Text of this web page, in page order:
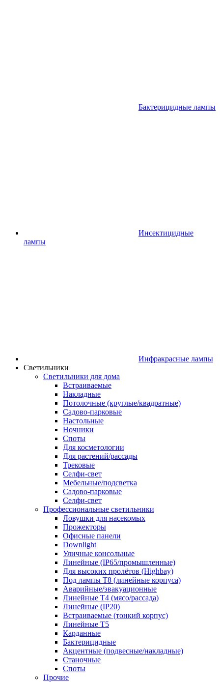
Бактерицидные лампы
Инсектицидные
лампы
Инфракрасные лампы
Светильники
Светильники для дома
Встраиваемые
Накладные
Потолочные (круглые/квадратные)
Садово‑парковые
Настольные
Ночники
Споты
Для косметологии
Для растений/рассады
Трековые
Селфи‑свет
Мебельные/подсветка
Садово-парковые
Селфи-свет
Профессиональные светильники
Ловушки для насекомых
Прожекторы
Офисные панели
Downlight
Уличные консольные
Линейные (IP65/промышленные)
Для высоких пролётов (Highbay)
Под лампы T8 (линейные корпуса)
Аварийные/эвакуационные
Линейные T4 (мясо/рассада)
Линейные (IP20)
Встраиваемые (тонкий корпус)
Линейные T5
Карданные
Бактерицидные
Акцентные (подвесные/накладные)
Станочные
Споты
Прочие